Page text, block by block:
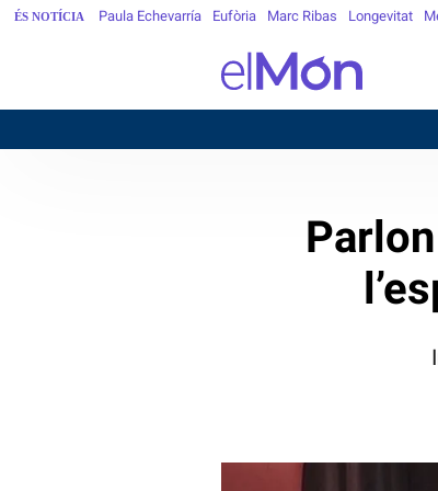
ÉS NOTÍCIA Paula Echevarría Eufòria Marc Ribas Longevitat